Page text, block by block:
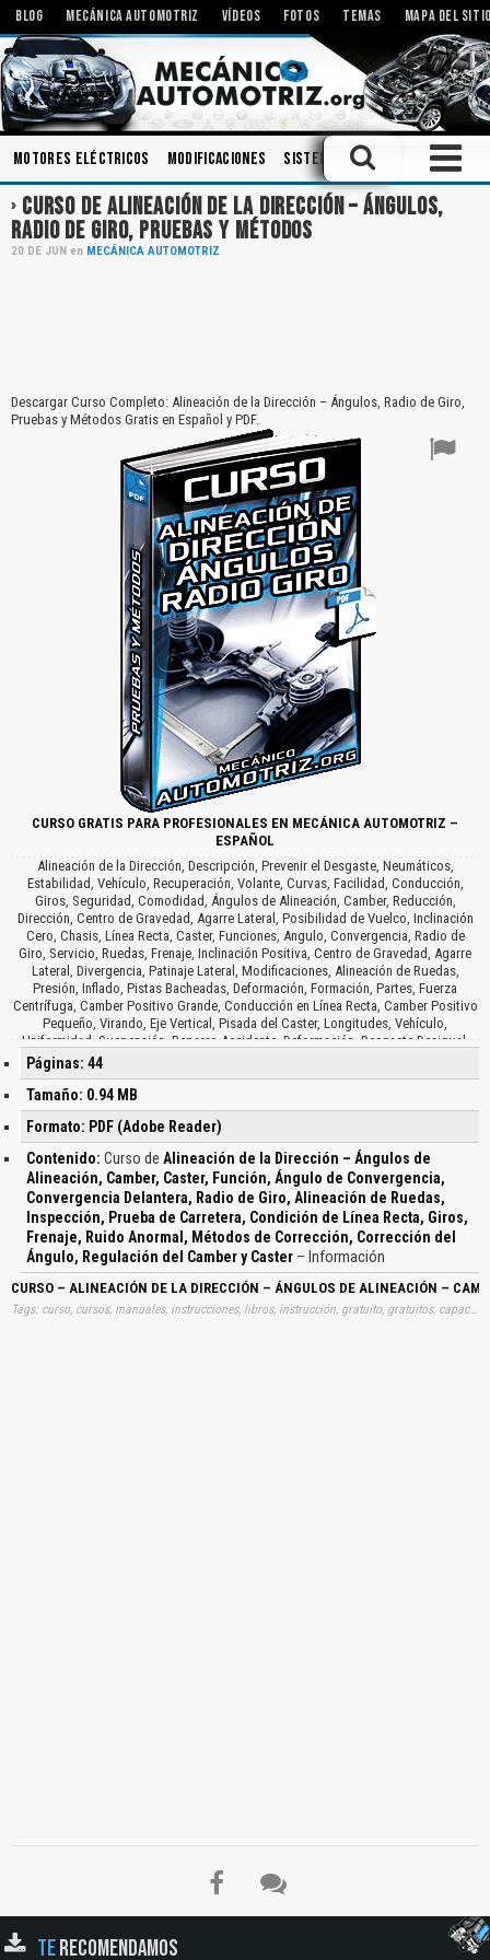
BLOG MECÁNICA AUTOMOTRIZ VÍDEOS FOTOS TEMAS MAPA DEL
Motores Eléctricos Modificaciones Sistemas de Audio
CURSO DE ALINEACIÓN DE LA DIRECCIÓN – ÁNGULOS,
RADIO DE GIRO, PRUEBAS Y MÉTODOS
20 DE JUN en MECÁNICA AUTOMOTRIZ
Descargar Curso Completo: Alineación de la Dirección – Ángulos, Radio de Giro,
Pruebas y Métodos Gratis en Español y PDF.
CURSO GRATIS PARA PROFESIONALES EN MECÁNICA AUTOMOTRIZ –
ESPAÑOL
Alineación de la Dirección, Descripción, Prevenir el Desgaste, Neumáticos,
Estabilidad, Vehículo, Recuperación, Volante, Curvas, Facilidad, Conducción,
Giros, Seguridad, Comodidad, Ángulos de Alineación, Camber, Reducción,
Dirección, Centro de Gravedad, Agarre Lateral, Posibilidad de Vuelco, Inclinación
Cero, Chasis, Línea Recta, Caster, Funciones, Angulo, Convergencia, Radio de
Giro, Servicio, Ruedas, Frenaje, Inclinación Positiva, Centro de Gravedad, Agarre
Lateral, Divergencia, Patinaje Lateral, Modificaciones, Alineación de Ruedas,
Presión, Inflado, Pistas Bacheadas, Deformación, Formación, Partes, Fuerza
Centrífuga, Camber Positivo Grande, Conducción en Línea Recta, Camber Positivo
Pequeño, Virando, Eje Vertical, Pisada del Caster, Longitudes, Vehículo,
Uniformidad, Suspensión, Reparar, Accidente, Deformación, Desgaste Desigual,
Partes Relacionadas, Resbalamiento Lateral, Inclinación Lateral, Carrocería, Prueba
de Carretera, Métodos, Procesos, Manual de Reparaciones, Barra Tirante,
Miembro de Barra Tirante, Condición en Línea Recta, Volante de Dirección,
Posición Correcta, Izquierda o Derecha, Bamboleo, Parte Frontal, Velocidad,
Rapidez, Suavidad, Posición Neutra, Carretera Plana, Uniforme, Comprobación de
Ruido Anormal, Inclinación Negativa, Circulación de Prueba, Mecanismos de
Dirección, Métodos de Corrección, Factores, Mecanismos de Regulación,
Longitud del Tensor, Brazos del Muñón, Corrección del Ángulo de Convergencia,
Tipo, Doble Tensor, Ángulo de Giro, Leva Excéntrica, Amortiguador, Muñón de
Dirección, Distancia, Tuerca, Separador, Laminillas, Árbol del Brazo Superior,
Superficie, Montaje del Bastidor, Pernos de Montaje, Levas Excéntricas y Brazo
Inferior…
Páginas: 44
Tamaño: 0.94 MB
Formato: PDF (Adobe Reader)
Contenido: Curso de Alineación de la Dirección – Ángulos de
Alineación, Camber, Caster, Función, Ángulo de Convergencia,
Convergencia Delantera, Radio de Giro, Alineación de Ruedas,
Inspección, Prueba de Carretera, Condición de Línea Recta, Giros,
Frenaje, Ruido Anormal, Métodos de Corrección, Corrección del
Ángulo, Regulación del Camber y Caster– Información
CURSO – ALINEACIÓN DE LA DIRECCIÓN – ÁNGULOS DE ALINEACIÓN –
Tags: curso, cursos, manuales, instrucciones, libros, instrucción, gratuito, gratuitos, capacitación, entrenamiento, capacitaciones, información, datos, gratis, descargar, alineaciones, direcciones, angulos, alineaciones, camber, caster, funciones, angulos, convergencias, convergencias, delanteras, radios, giros, alineaciones, ruedas, inspecciones, pruebas, carreteras, condiciones, lineas, rectas, giros, frenajes, ruidos, anormales, metodos, correcciones, correcciones, angulos, regulaciones, camber, caster, aprender, descargas
TERECOMENDAMOS